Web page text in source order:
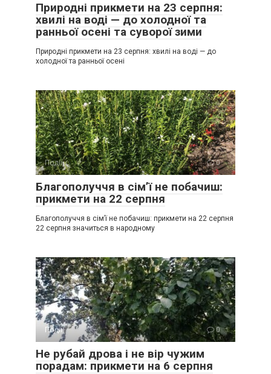
Природні прикмети на 23 серпня:
хвилі на воді — до холодної та
ранньої осені та суворої зими
Природні прикмети на 23 серпня: хвилі на воді — до
холодної та ранньої осені
Події 0
Благополуччя в сім’ї не побачиш:
прикмети на 22 серпня
Благополуччя в сім’ї не побачиш: прикмети на 22 серпня
22 серпня значиться в народному
Події 0
Не рубай дрова і не вір чужим
порадам: прикмети на 6 серпня